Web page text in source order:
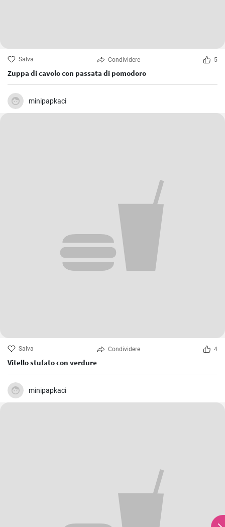
Salva Condividere 5
Zuppa di cavolo con passata di pomodoro
minipapkaci
Salva Condividere 4
Vitello stufato con verdure
minipapkaci